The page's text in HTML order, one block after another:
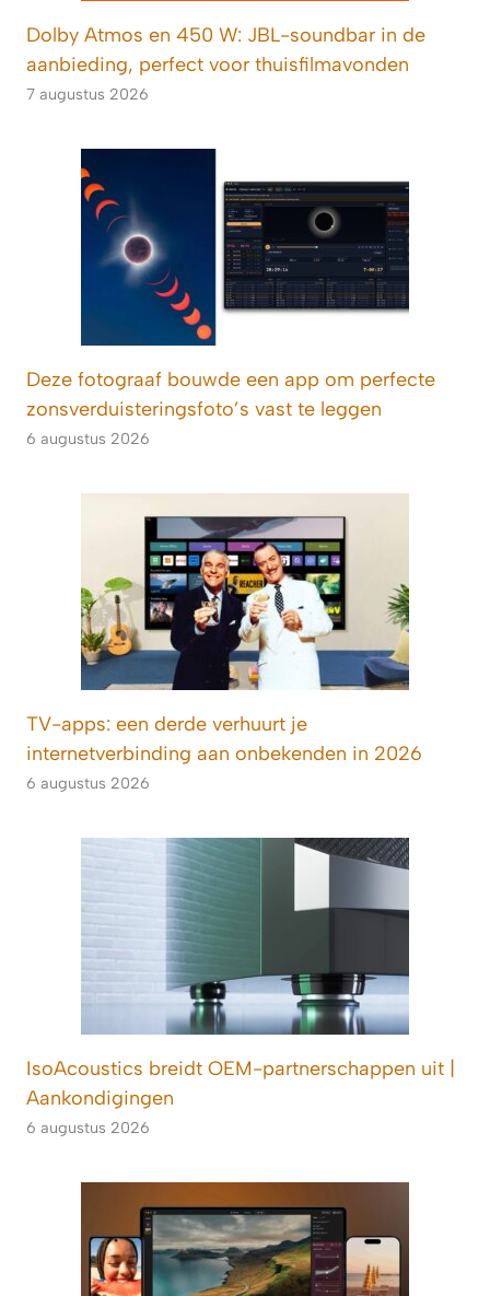
Dolby Atmos en 450 W: JBL-soundbar in de
aanbieding, perfect voor thuisfilmavonden
7 augustus 2026
Deze fotograaf bouwde een app om perfecte
zonsverduisteringsfoto’s vast te leggen
6 augustus 2026
TV-apps: een derde verhuurt je
internetverbinding aan onbekenden in 2026
6 augustus 2026
IsoAcoustics breidt OEM-partnerschappen uit |
Aankondigingen
6 augustus 2026